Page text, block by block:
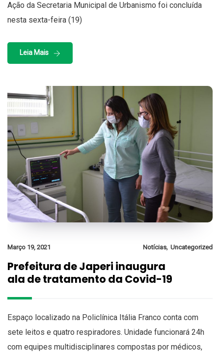
Ação da Secretaria Municipal de Urbanismo foi concluída
nesta sexta-feira (19)
Leia Mais
Março 19, 2021 Notícias, Uncategorized
Prefeitura de Japeri inaugura
ala de tratamento da Covid-19
Espaço localizado na Policlínica Itália Franco conta com
sete leitos e quatro respiradores. Unidade funcionará 24h
com equipes multidisciplinares compostas por médicos,